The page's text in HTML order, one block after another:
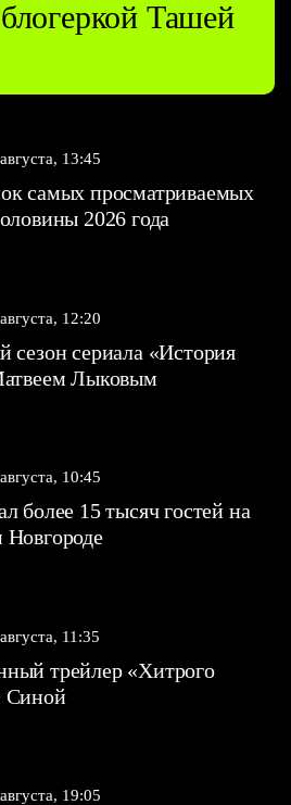
Ташей
13:45
самых просматриваемых
2026 года
12:20
сезон сериала «История
Лыковым
10:45
более 15 тысяч гостей на
11:35
трейлер «Хитрого
Синой
19:05